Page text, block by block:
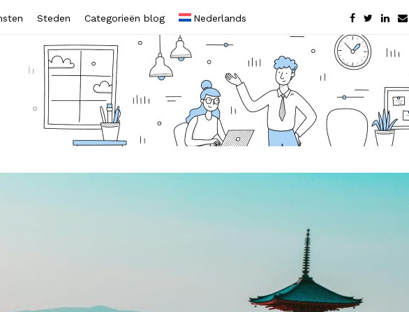
Steden Categorieën blog Nederlands